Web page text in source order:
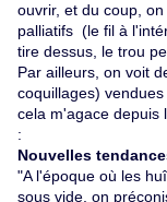
ouvrir, et du coup,
palliatifs (le fil à
tire dessus, le trou
Par ailleurs, on voit
coquillages)
cela m'agace depuis
:
Nouvelles
"A l'époque où les
sous vide, on